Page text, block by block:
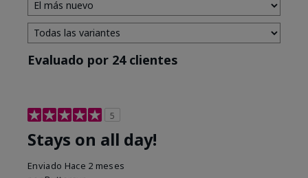
Evaluado por 24 clientes
5
Stays on all day!
Enviado Hace 2 meses